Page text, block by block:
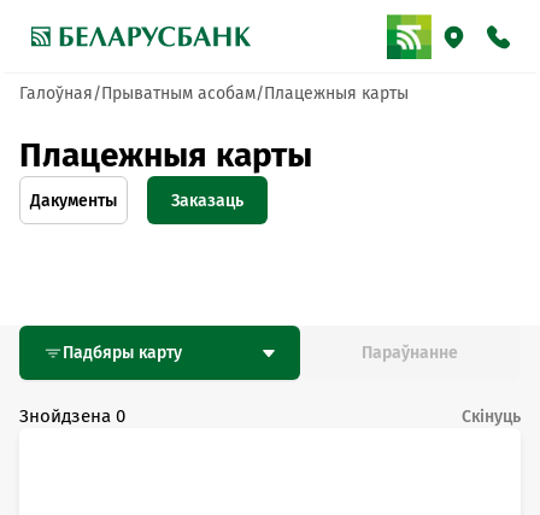
Галоўная Прыватным асобам Плацежныя карты
Плацежныя карты
Дакументы Заказаць
Анлайн
Падбяры карту
Параўнанне
Знойдзена 0 Скінуць